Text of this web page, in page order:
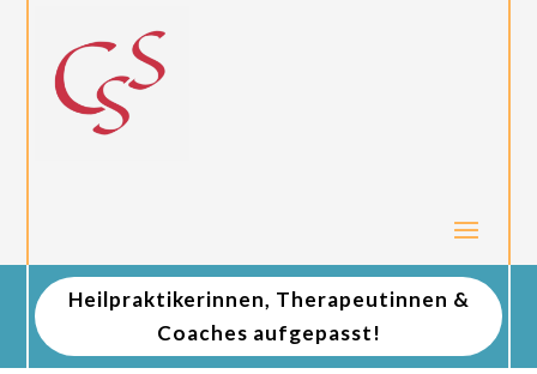
Heilpraktikerinnen, Therapeutinnen &
Coaches aufgepasst!